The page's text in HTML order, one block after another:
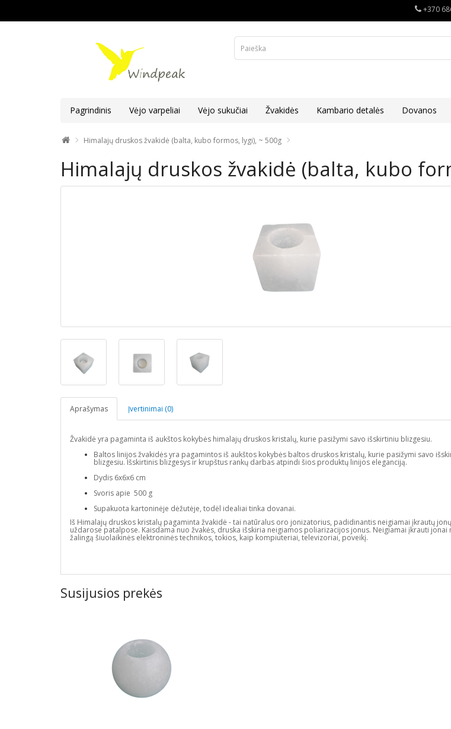
+370
Pagrindinis Vėjo varpeliai Vėjo sukučiai Žvakidės Kambario detalės Dovanos
Himalajų druskos žvakidė (balta, kubo formos, lygi), ~ 500g
Himalajų druskos žvakidė (balta, kubo
Aprašymas Įvertinimai (0)
Žvakidė yra pagaminta iš aukštos kokybės himalajų druskos kristalų, kurie pasižymi savo išskirtiniu blizgesiu.
Baltos linijos žvakidės yra pagamintos iš aukštos kokybės baltos druskos kristalų, kurie pasižymi savo
blizgesiu. Išskirtinis blizgesys ir krupštus rankų darbas atpindi šios produktų linijos eleganciją.
Dydis 6x6x6 cm
Svoris apie 500 g
Supakuota kartoninėje dėžutėje, todėl idealiai tinka dovanai.
Iš Himalajų druskos kristalų pagaminta žvakidė - tai natūralus oro jonizatorius, padidinantis neigiamai įkrautų
uždarose patalpose. Kaisdama nuo žvakės, druska išskiria neigiamos poliarizacijos jonus. Neigiamai įkrauti jonai
žalingą šiuolaikinės elektroninės technikos, tokios, kaip kompiuteriai, televizoriai, poveikį.
Susijusios prekės